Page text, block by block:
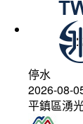
停水
2026-08-
平鎮區湧